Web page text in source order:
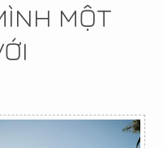
MỘT